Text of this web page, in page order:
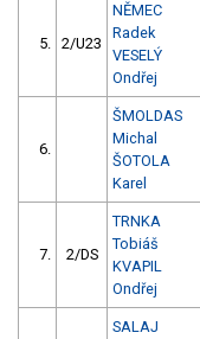
5. 2/U23
NĚMEC
Radek
VESELÝ
Ondřej
6.
ŠMOLDAS
Michal
ŠOTOLA
Karel
7. 2/DS
TRNKA
Tobiáš
KVAPIL
Ondřej
SALAJ